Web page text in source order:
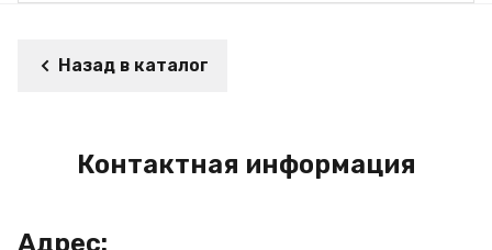
Назад в каталог
Контактная информация
Адрес: